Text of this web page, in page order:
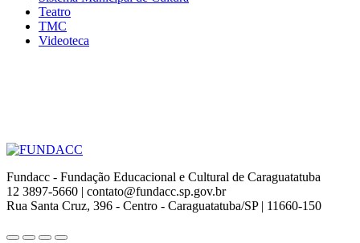
Teatro
TMC
Videoteca
Fundacc - Fundação Educacional e Cultural de Caraguatatuba
12 3897-5660 | contato@fundacc.sp.gov.br
Rua Santa Cruz, 396 - Centro - Caraguatatuba/SP | 11660-150
Go